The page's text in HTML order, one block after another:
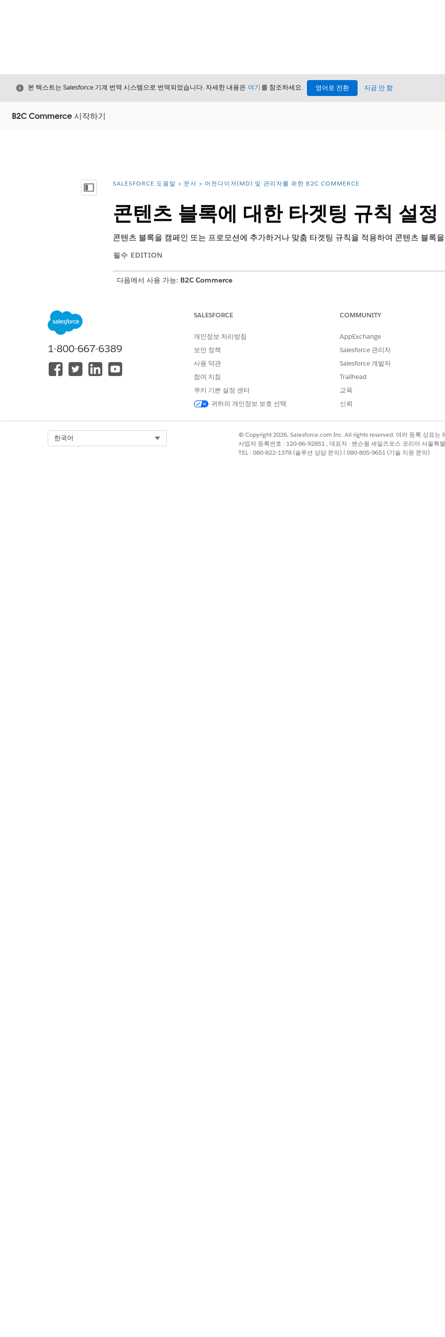
닫기본 텍스트는 Salesforce 기계 번역 시스템으로 번역되었습니다. 자세한 내용은 여기 를 참조하세요. 영어로 전환 지금 안 함
B2C Commerce 시작하기
목차 표시 위치:
SALESFORCE 도움말 문서 머천다이저(MD) 및 관리자를 위한 B2C COMMERCE
콘텐츠 블록에 대한 타겟팅 규칙 설정
콘텐츠 블록을 캠페인 또는 프로모션에 추가하거나 맞춤 타겟팅 규칙을 적용하여 콘텐츠 블록
필수 EDITION
다음에서 사용 가능: B2C Commerce
포함되어 있어야 합니다.
각 콘텐츠 블록은 하나의 최상위 타겟팅 규칙을 지원합니다. 새 타겟팅 규칙이 컨텐츠 블록의
한 번에 여러 컨텐츠 블록에 적용하려면 을 참조하십시오
콘텐츠 블록에 대량 작업 적용
페이지에서 컨텐츠 블록을 선택한 경우 컨텐츠 블록 모듈 또는 Page Designer에서 컨텐츠 블록
앱 시작 관리자를 클릭한 다음판매자 도구 컨텐츠 블록을 선택합니다.
대상으로 지정할 콘텐츠 블록을 찾아 클릭합니다.
탭을 클릭합니다.
타겟팅 방법을 선택합니다.
Add to Campaign(캠페인에 추가) - 기존캠페인에 콘텐츠 블록을 할당합니다. 캠페인은 스케줄 및
프로모션에 추가
에 컨텐츠 블록을 할당합니다. 프로모션은 스케줄 및 고객 그룹 타겟
맞춤형 타겟팅
— 스케줄(시작 및 종료 날짜와 시간),고객 그룹, 대상 로캘을 포함한 맞춤형 타겟팅
1-800-667-6389
SALESFORCE
개인정보 처리방침
보안 정책
사용 약관
참여 지침
쿠키 기본 설정 센터
귀하의 개인정보 보호 선택
COMMUNITY
AppExchange
Salesforce 관리자
Salesforce 개발자
Trailhead
교육
신뢰
한국어
© Copyright 2026, Salesforce.com Inc. All rights reserved. 여러 등록 상표는
사업자 등록번호 : 120-86-92851 , 대표자 : 벤슨웡 세일즈포스 코리아 서울
TEL : 080-822-1378 (솔루션 상담 문의) | 080-805-9651 (기술 지원 문의)